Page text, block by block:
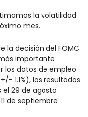
la volatilidad
mes.
la decisión del FOMC
importante
los datos de empleo
1.1%), los resultados
29 de agosto
de septiembre